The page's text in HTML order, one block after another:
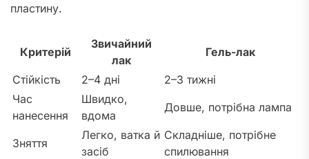
пластину.
Критерій
Звичайний
лак
Гель-лак
Стійкість
2–4 дні
2–3 тижні
Час
нанесення
Швидко,
вдома
Довше, потрібна лампа
Зняття
Легко, ватка й
засіб
Складніше, потрібне
спилювання